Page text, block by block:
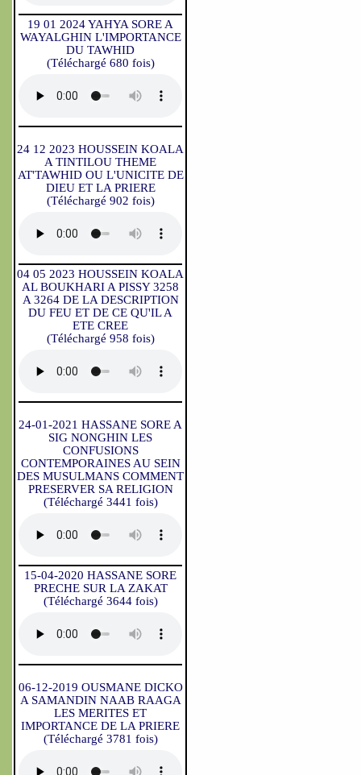
19 01 2024 YAHYA SORE A
WAYALGHIN L'IMPORTANCE
DU TAWHID
(Téléchargé 680 fois)
24 12 2023 HOUSSEIN KOALA
A TINTILOU THEME
AT'TAWHID OU L'UNICITE DE
DIEU ET LA PRIERE
(Téléchargé 902 fois)
04 05 2023 HOUSSEIN KOALA
AL BOUKHARI A PISSY 3258
A 3264 DE LA DESCRIPTION
DU FEU ET DE CE QU'IL A
ETE CREE
(Téléchargé 958 fois)
24-01-2021 HASSANE SORE A
SIG NONGHIN LES
CONFUSIONS
CONTEMPORAINES AU SEIN
DES MUSULMANS COMMENT
PRESERVER SA RELIGION
(Téléchargé 3441 fois)
15-04-2020 HASSANE SORE
PRECHE SUR LA ZAKAT
(Téléchargé 3644 fois)
06-12-2019 OUSMANE DICKO
A SAMANDIN NAAB RAAGA
LES MERITES ET
IMPORTANCE DE LA PRIERE
(Téléchargé 3781 fois)